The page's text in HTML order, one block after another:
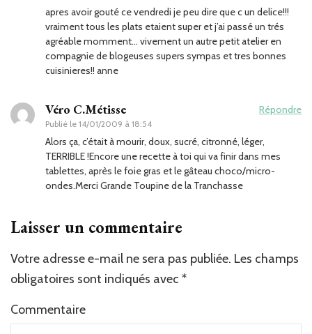
apres avoir gouté ce vendredi je peu dire que c un delice!!!
vraiment tous les plats etaient super et j’ai passé un trés
agréable momment… vivement un autre petit atelier en
compagnie de blogeuses supers sympas et tres bonnes
cuisinieres!! anne
Véro C.Métisse
Publié le 14/01/2009 à 18:54
Répondre
Alors ça, c’était à mourir, doux, sucré, citronné, léger,
TERRIBLE !Encore une recette à toi qui va finir dans mes
tablettes, après le foie gras et le gâteau choco/micro-
ondes.Merci Grande Toupine de la Tranchasse
Laisser un commentaire
Votre adresse e-mail ne sera pas publiée. Les champs
obligatoires sont indiqués avec *
Commentaire